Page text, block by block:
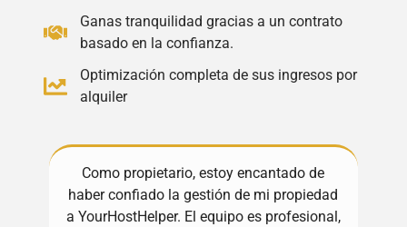
Ganas tranquilidad gracias a un contrato
basado en la confianza.
Optimización completa de sus ingresos por
alquiler
Como propietario, estoy encantado de
haber confiado la gestión de mi propiedad
a YourHostHelper. El equipo es profesional,